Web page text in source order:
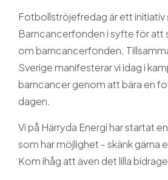
Fotbollströjefredag är ett initiativ
Barncancerfonden i syfte för att
om barncancerfonden.
Sverige manifesterar vi idag i
barncancer genom att bära en
dagen.
Vi på Härryda Energi har startat
som har möjlighet - skänk gärna
Kom ihåg att även det lilla